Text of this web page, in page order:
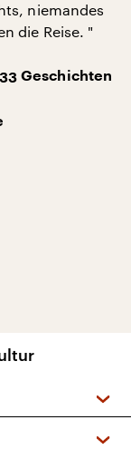
niemandes
die Reise. "
Geschichten